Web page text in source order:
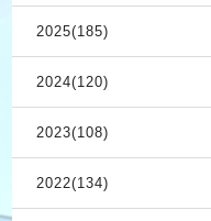
2025(185)
2024(120)
2023(108)
2022(134)